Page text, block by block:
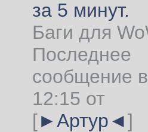
за 5 минут.
Баги для
Последнее
сообщение в
12:15 от
[►Артур◄]